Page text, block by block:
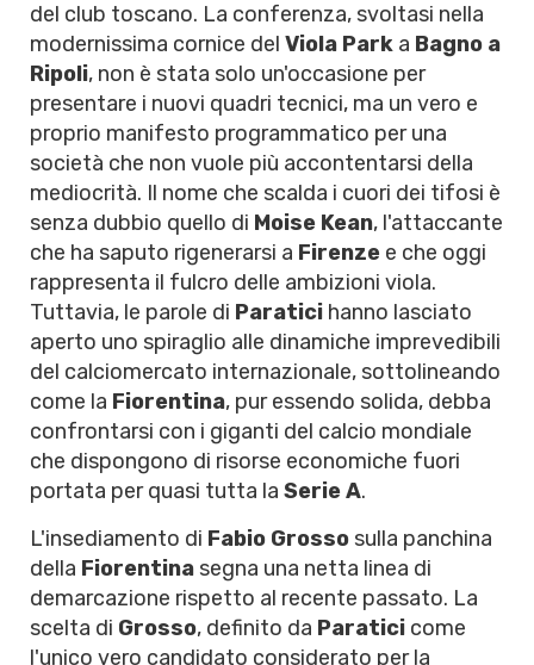
del club toscano. La conferenza, svoltasi nella
modernissima cornice del Viola Park a Bagno a
Ripoli, non è stata solo un'occasione per
presentare i nuovi quadri tecnici, ma un vero e
proprio manifesto programmatico per una
società che non vuole più accontentarsi della
mediocrità. Il nome che scalda i cuori dei tifosi è
senza dubbio quello di Moise Kean, l'attaccante
che ha saputo rigenerarsi a Firenze e che oggi
rappresenta il fulcro delle ambizioni viola.
Tuttavia, le parole di Paratici hanno lasciato
aperto uno spiraglio alle dinamiche imprevedibili
del calciomercato internazionale, sottolineando
come la Fiorentina, pur essendo solida, debba
confrontarsi con i giganti del calcio mondiale
che dispongono di risorse economiche fuori
portata per quasi tutta la Serie A.
L'insediamento di Fabio Grosso sulla panchina
della Fiorentina segna una netta linea di
demarcazione rispetto al recente passato. La
scelta di Grosso, definito da Paratici come
l'unico vero candidato considerato per la